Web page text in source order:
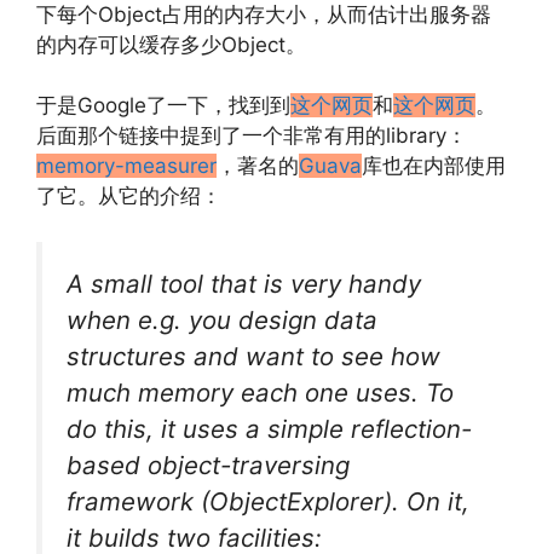
下每个Object占用的内存大小，从而估计出服务器
的内存可以缓存多少Object。
于是Google了一下，找到到这个网页和这个网页。
后面那个链接中提到了一个非常有用的library：
memory-measurer ，著名的Guava库也在内部使用
了它。从它的介绍：
A small tool that is very handy
when e.g. you design data
structures and want to see how
much memory each one uses. To
do this, it uses a simple reflection-
based object-traversing
framework (ObjectExplorer). On it,
it builds two facilities: